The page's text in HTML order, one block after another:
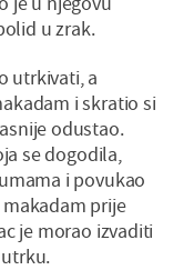
u zrak.
utrkivati, a
i skratio si
odustao.
se dogodila,
i povukao
prije
je morao izvaditi